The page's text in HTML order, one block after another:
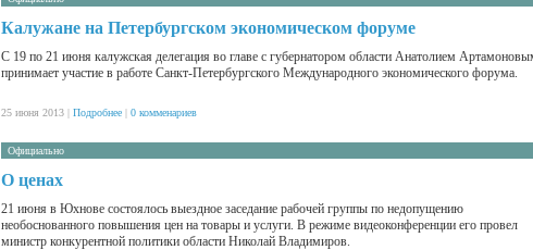
Калужане на Петербургском экономическом форуме
С 19 по 21 июня калужская делегация во главе с губернатором области Анатолием
принимает участие в работе Санкт-Петербургского Международного экономического форума.
25 июня 2013 | Подробнее| 0 комменариев
Официально
О ценах
21 июня в Юхнове состоялось выездное заседание рабочей группы по недопущению
необоснованного повышения цен на товары и услуги. В режиме видеоконференции его провел
министр конкурентной политики области Николай Владимиров.